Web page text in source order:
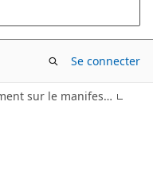
Se connecter
Informations de référence uniquement sur le manifeste du complément